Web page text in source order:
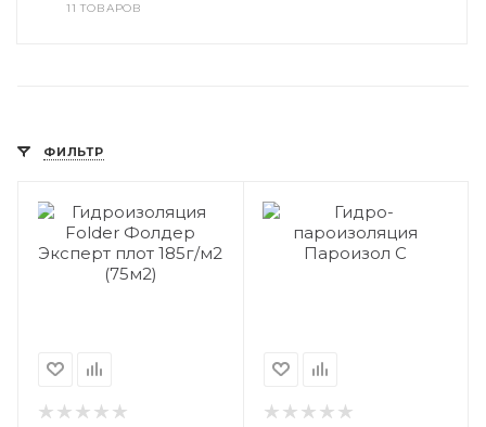
11 ТОВАРОВ
ФИЛЬТР